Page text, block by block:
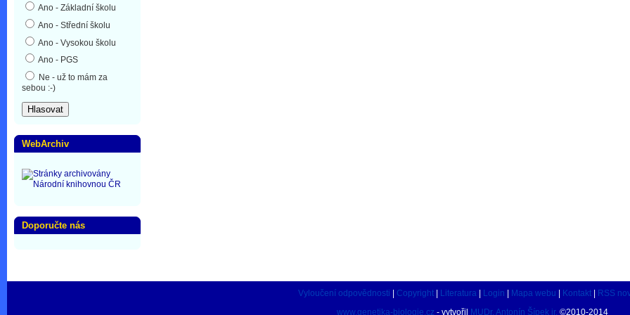
Ano - Základní školu
Ano - Střední školu
Ano - Vysokou školu
Ano - PGS
Ne - už to mám za
sebou :-)
WebArchiv
Doporučte nás
Vyloučení odpovědnosti Copyright Literatura Login Mapa webu Kontakt
RSS
www.genetika-biologie.cz - vytvořil MUDr. Antonín Šípek jr. ©2010-2014